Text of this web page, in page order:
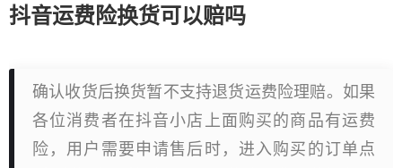
抖音运费险换货可以赔吗
确认收货后换货暂不支持退货运费险理赔。如果
各位消费者在抖音小店上面购买的商品有运费
险，用户需要申请售后时，进入购买的订单点